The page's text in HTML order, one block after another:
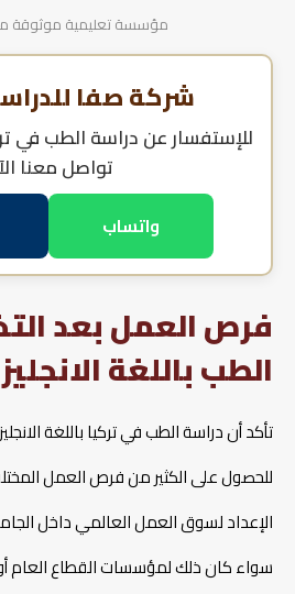
مؤسسة تعليمية موثوقة منذ
شركة صفا
للإستفسار عندراسة الطب في
تواصل معنا
واتساب
فرص العمل بعد
الطب باللغة
تأكد أن دراسة الطب في تركيا باللغة
للحصول على الكثير من فرص العمل
الإعداد لسوق العمل العالمي داخل
سواء كان ذلك لمؤسسات القطاع العام أو